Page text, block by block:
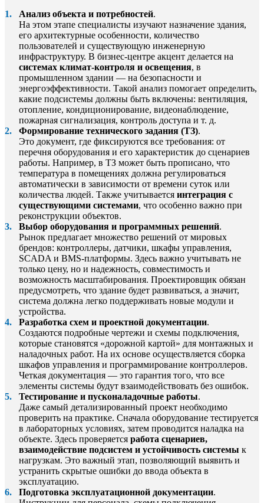
Анализ объекта и потребностей.
На этом этапе специалисты изучают назначение здания,
его архитектурные особенности, количество
пользователей и существующую инженерную
инфраструктуру. В бизнес-центре акцент делается на
системах климат-контроля и освещения, в
промышленном здании — на безопасности и
энергоэффективности. Такой анализ помогает определить,
какие подсистемы должны быть включены: вентиляция,
отопление, кондиционирование, видеонаблюдение,
пожарная сигнализация, контроль доступа и т. д.
Формирование технического задания (ТЗ).
Это документ, где фиксируются все требования: от
перечня оборудования и его характеристик до сценариев
работы. Например, в ТЗ может быть прописано, что
температура в помещениях должна регулироваться
автоматически в зависимости от времени суток или
количества людей. Также учитывается интеграция с
существующими системами, что особенно важно при
реконструкции объектов.
Выбор оборудования и программных решений.
Рынок предлагает множество решений от мировых
брендов: контроллеры, датчики, шкафы управления,
SCADA и BMS-платформы. Здесь важно учитывать не
только цену, но и надежность, совместимость и
возможность масштабирования. Проектировщик обязан
предусмотреть, что здание будет развиваться, а значит,
система должна легко поддерживать новые модули и
устройства.
Разработка схем и проектной документации.
Создаются подробные чертежи и схемы подключения,
которые становятся «дорожной картой» для монтажных и
наладочных работ. На их основе осуществляется сборка
шкафов управления и программирование контроллеров.
Четкая документация — это гарантия того, что все
элементы системы будут взаимодействовать без ошибок.
Тестирование и пусконаладочные работы.
Даже самый детализированный проект необходимо
проверить на практике. Сначала оборудование тестируется
в лабораторных условиях, затем проводится наладка на
объекте. Здесь проверяется работа сценариев,
взаимодействие подсистем и устойчивость системы к
нагрузкам. Это важный этап, позволяющий выявить и
устранить скрытые ошибки до ввода объекта в
эксплуатацию.
Подготовка эксплуатационной документации.